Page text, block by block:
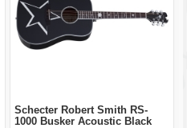
Schecter Robert Smith RS-
1000 Busker Acoustic Black